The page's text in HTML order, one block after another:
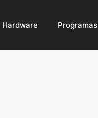
Hardware Programas